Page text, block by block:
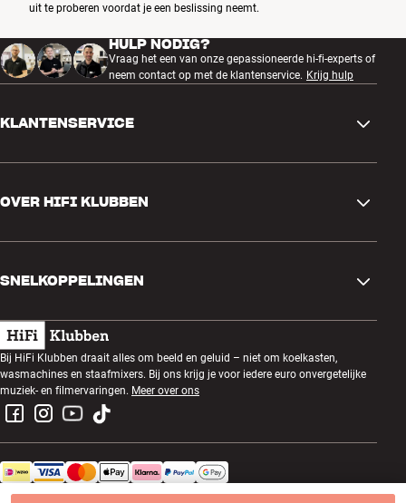
uit te proberen voordat je een beslissing neemt.
HULP NODIG?
Vraag het een van onze gepassioneerde hi-fi-experts of
neem contact op met de klantenservice. Krijg hulp
KLANTENSERVICE
Ruilen en retourneren
Bestelling herroepen
Algemene voorwaarden
Privacybeleid
OVER HIFI KLUBBEN
Klantenclub
Luisteravond
Prijsvragen
Werken bij HiFi Klubben
SNELKOPPELINGEN
Cadeaubonnen
Bouwen met geluid
Montage en installatie
Apparaten recyclen
Bij HiFi Klubben draait alles om beeld en geluid – niet om koelkasten,
wasmachines en staafmixers. Bij ons krijg je voor iedere euro onvergetelijke
muziek- en filmervaringen. Meer over ons